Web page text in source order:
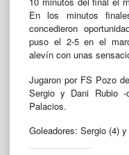
En los minutos
concedieron
puso el 2-5 en el
alevín con unas
Jugaron por FS Pozo
Sergio y Dani Rubio
Palacios.
Goleadores: Sergio (4)